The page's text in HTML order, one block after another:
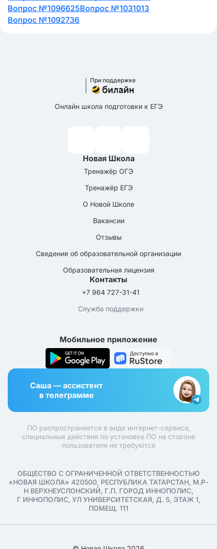
Вопрос №1096625Вопрос №1031013
Вопрос №1092736
При поддержке
Онлайн школа подготовки к ЕГЭ
Новая Школа
Тренажёр ОГЭ
Тренажёр ЕГЭ
О Новой Школе
Вакансии
Отзывы
Сведения об образовательной организации
Образовательная лицензия
Контакты
+7 964 727-31-41
Служба поддержки
Мобильное приложение
Саша — ассистент
в телеграмме
ПО распространяется в виде интернет-сервиса,
специальные действия по установке ПО на стороне
пользователя не требуются
ОБЩЕСТВО С ОГРАНИЧЕННОЙ ОТВЕТСТВЕННОСТЬЮ
«НОВАЯ ШКОЛА» 420500, РЕСПУБЛИКА ТАТАРСТАН, М.Р-
Н ВЕРХНЕУСЛОНСКИЙ, Г.П. ГОРОД ИННОПОЛИС,
Г ИННОПОЛИС, УЛ УНИВЕРСИТЕТСКАЯ, Д. 5, ЭТАЖ 1,
ПОМЕЩ. 111